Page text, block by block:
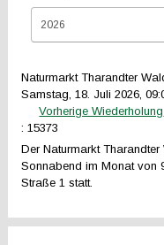
Naturmarkt Tharandter
Samstag, 18. Juli 2026,
Vorherige Wiederholung
: 15373
Der Naturmarkt
Sonnabend im Monat von
Straße 1 statt.